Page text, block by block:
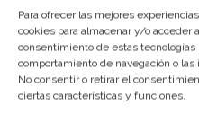
Para ofrecer las mejores
cookies para almacenar y/o acceder
consentimiento de estas
comportamiento de navegación o
No consentir o retirar el
ciertas características y funciones.
Sueldo neto:
1.600 € –
dependen del
tipo de